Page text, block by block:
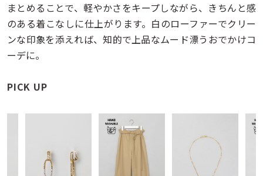
まとめることで、軽やかさをキープしながら、きちんと感
のある着こなしに仕上がります。白のローファーでクリー
ンな印象を添えれば、知的で上品なムード漂うおでかけコ
ーデに。
PICK UP